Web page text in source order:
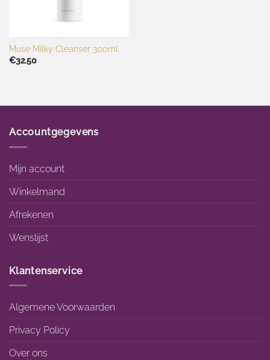
Muse Milky Cleanser 300ml
€32.50
Accountgegevens
Mijn account
Winkelmand
Afrekenen
Wenslijst
Klantenservice
Algemene Voorwaarden
Privacy Policy
Over ons